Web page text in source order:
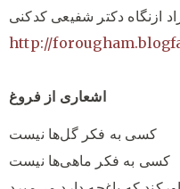
ازنگاه دکتر شفیعی کدکنی
http://
اشعاری از فروغ
کسی به فکر گل‌ها نیست
کسی به فکر ماهی‌ها نیست